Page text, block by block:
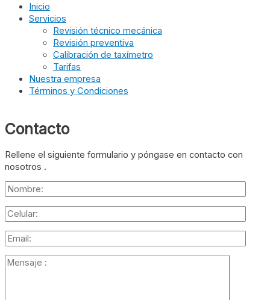
Inicio
Servicios
Revisión técnico mecánica
Revisión preventiva
Calibración de taxímetro
Tarifas
Nuestra empresa
Términos y Condiciones
Contacto
Rellene el siguiente formulario y póngase en contacto con
nosotros .